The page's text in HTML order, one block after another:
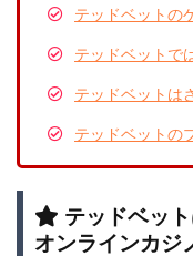
テッドベットの
テッドベットで
テッドベットは
テッドベットの
テッドベッ
オンラインカジ